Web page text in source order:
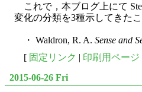
これで，本ブログ上にて
変化の分類を3種示してきたこ
・ Waldron, R. A. Sense and
[ 固定リンク | 印刷用ページ
2015-06-26 Fri